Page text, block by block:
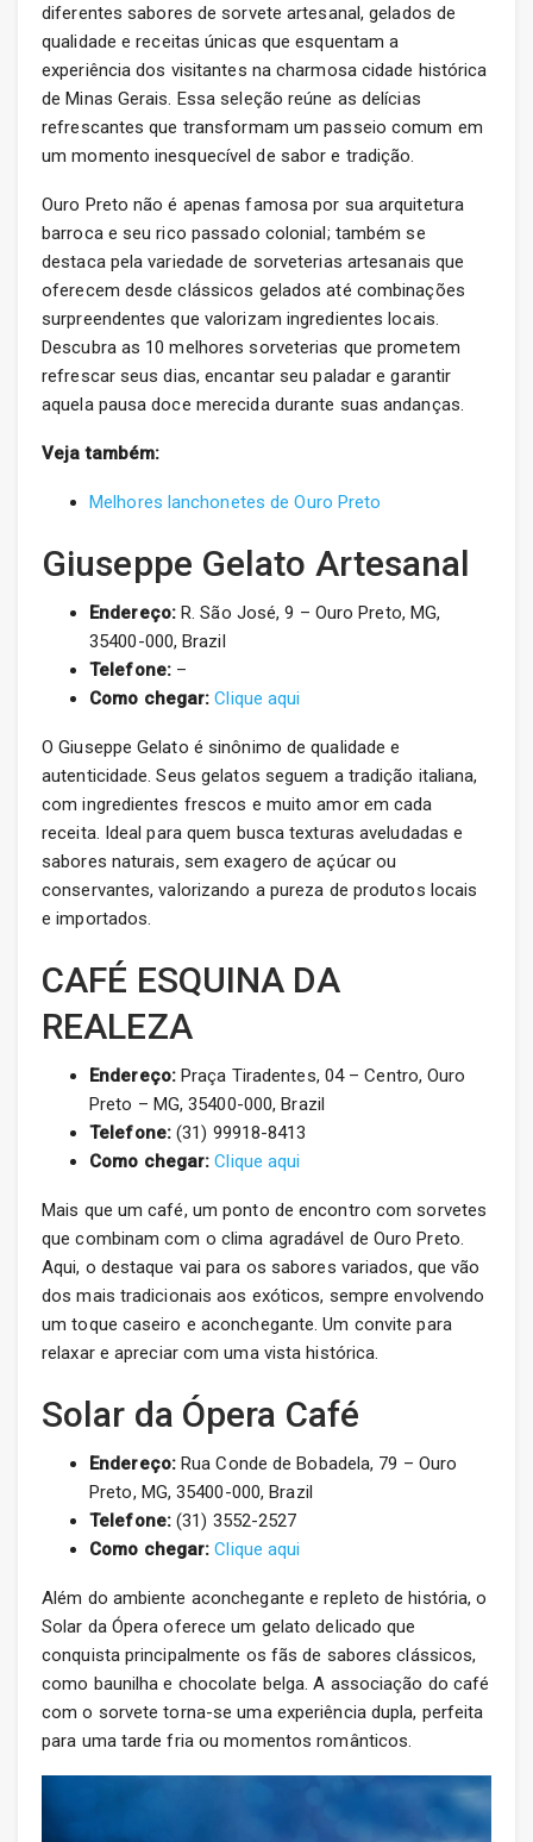
diferentes sabores de sorvete artesanal, gelados de
qualidade e receitas únicas que esquentam a
experiência dos visitantes na charmosa cidade histórica
de Minas Gerais. Essa seleção reúne as delícias
refrescantes que transformam um passeio comum em
um momento inesquecível de sabor e tradição.
Ouro Preto não é apenas famosa por sua arquitetura
barroca e seu rico passado colonial; também se
destaca pela variedade de sorveterias artesanais que
oferecem desde clássicos gelados até combinações
surpreendentes que valorizam ingredientes locais.
Descubra as 10 melhores sorveterias que prometem
refrescar seus dias, encantar seu paladar e garantir
aquela pausa doce merecida durante suas andanças.
Veja também:
Melhores lanchonetes de Ouro Preto
Giuseppe Gelato Artesanal
Endereço:R. São José, 9 – Ouro Preto, MG,
35400-000, Brazil
Telefone:–
Como chegar: Clique aqui
O Giuseppe Gelato é sinônimo de qualidade e
autenticidade. Seus gelatos seguem a tradição italiana,
com ingredientes frescos e muito amor em cada
receita. Ideal para quem busca texturas aveludadas e
sabores naturais, sem exagero de açúcar ou
conservantes, valorizando a pureza de produtos locais
e importados.
CAFÉ ESQUINA DA
REALEZA
Endereço:Praça Tiradentes, 04 – Centro, Ouro
Preto – MG, 35400-000, Brazil
Telefone:(31) 99918-8413
Como chegar: Clique aqui
Mais que um café, um ponto de encontro com sorvetes
que combinam com o clima agradável de Ouro Preto.
Aqui, o destaque vai para os sabores variados, que vão
dos mais tradicionais aos exóticos, sempre envolvendo
um toque caseiro e aconchegante. Um convite para
relaxar e apreciar com uma vista histórica.
Solar da Ópera Café
Endereço:Rua Conde de Bobadela, 79 – Ouro
Preto, MG, 35400-000, Brazil
Telefone:(31) 3552-2527
Como chegar: Clique aqui
Além do ambiente aconchegante e repleto de história, o
Solar da Ópera oferece um gelato delicado que
conquista principalmente os fãs de sabores clássicos,
como baunilha e chocolate belga. A associação do café
com o sorvete torna-se uma experiência dupla, perfeita
para uma tarde fria ou momentos românticos.